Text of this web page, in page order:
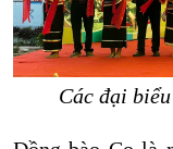
Các đại